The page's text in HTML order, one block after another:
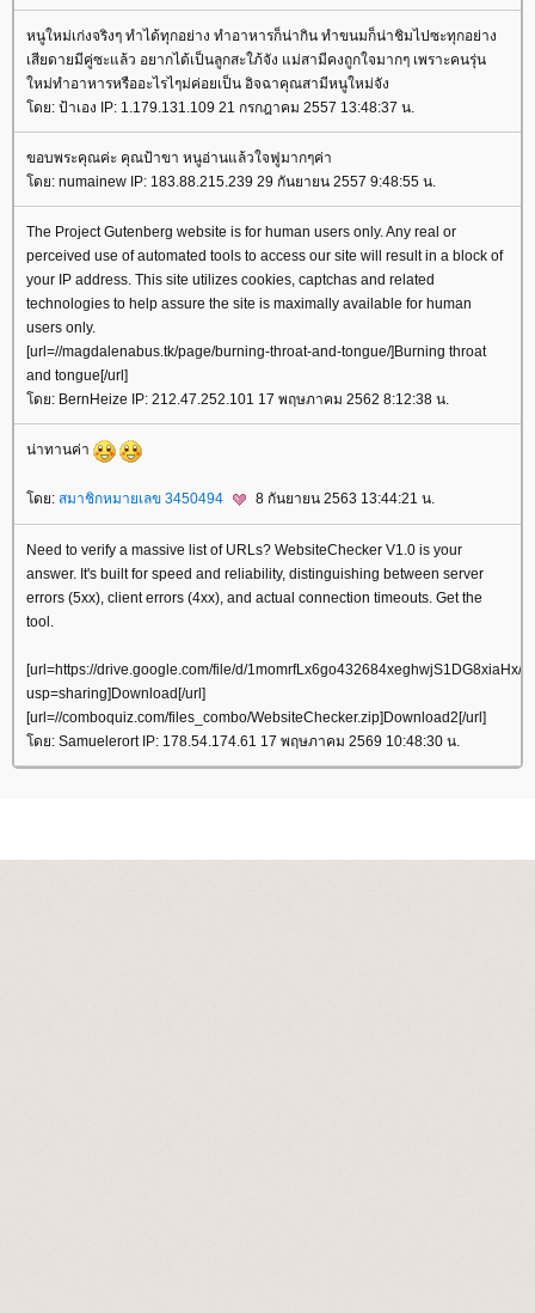
หนูใหม่เก่งจริงๆ ทำได้ทุกอย่าง ทำอาหารก็น่ากิน ทำขนมก็น่าชิมไปซะทุกอย่าง
เสียดายมีคู่ซะแล้ว อยากได้เป็นลูกสะใภ้จัง แม่สามีคงถูกใจมากๆ เพราะคนรุ่น
หม่ทำอาหารหรืออะไรไๆม่ค่อยเป็น อิจฉาคุณสามีหนูใหม่จัง
ดย: ป้าเอง IP: 1.179.131.109 21 กรกฎาคม 2557 13:48:37 น.
ขอบพระคุณค่ะ คุณป้าขา หนูอ่านแล้วใจฟูมากๆค่า
ดย: numainew IP: 183.88.215.239 29 กันยายน 2557 9:48:55 น.
The Project Gutenberg website is for human users only. Any real or
perceived use of automated tools to access our site will result in a block of
your IP address. This site utilizes cookies, captchas and related
technologies to help assure the site is maximally available for human
users only.
[url=//magdalenabus.tk/page/burning-throat-and-tongue/]Burning throat
and tongue[/url]
ดย: BernHeize IP: 212.47.252.101 17 พฤษภาคม 2562 8:12:38 น.
น่าทานค่า
ดย: สมาชิกหมายเลข 3450494 8 กันยายน 2563 13:44:21 น.
Need to verify a massive list of URLs? WebsiteChecker V1.0 is your
answer. It's built for speed and reliability, distinguishing between server
errors (5xx), client errors (4xx), and actual connection timeouts. Get the
tool.
[url=https://drive.google.com/file/d/1momrfLx6go432684xeghwjS1DG8xiaHx/
usp=sharing]Download[/url]
[url=//comboquiz.com/files_combo/WebsiteChecker.zip]Download2[/url]
ดย: Samuelerort IP: 178.54.174.61 17 พฤษภาคม 2569 10:48:30 น.